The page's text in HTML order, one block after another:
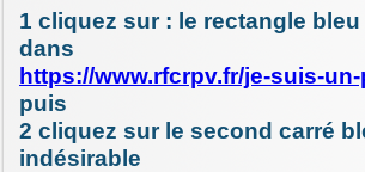
1 cliquez sur : le rectangle bleu
dans
https://www.rfcrpv.fr/je-suis-
puis
2 cliquez sur le second carré
indésirable